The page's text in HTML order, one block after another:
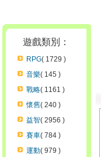
遊戲類別：
RPG( 1729 )
音樂( 145 )
戰略( 1161 )
懷舊( 240 )
益智( 2956 )
賽車( 784 )
運動( 979 )